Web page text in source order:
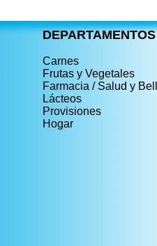
DEPARTAMENTOS
Carnes
Frutas y Vegetales
Farmacia / Salud y
Lácteos
Provisiones
Hogar